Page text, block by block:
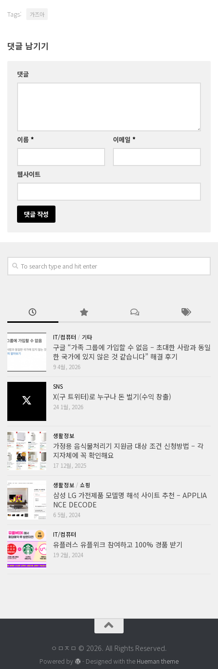
Tags: 가즈아
댓글 남기기
댓글
이름 * 이메일 *
웹사이트
IT/컴퓨터 / 기타
구글 “가족 그룹에 가입할 수 없음 – 초대한 사람과 동일
한 국가에 있지 않은 것 같습니다” 해결 후기
9 4월, 2026
SNS
X(구 트위터)로 누구나 돈 벌기(수익 창출)
24 1월, 2026
생활정보
가정용 음식물처리기 지원금 대상 조건 신청방법 – 각
지자체에 꼭 확인해요
17 12월, 2025
생활정보/ 쇼핑
삼성 LG 가전제품 모델명 해석 사이트 추천 – APPLIA
NCE DECODE
6 5월, 2024
IT/컴퓨터
유플러스 유플위크 참여하고 100% 경품 받기
19 2월, 2024
ㅇㅁㅈㅁ © 2026. All Rights Reserved.
Powered by - Designed with the Hueman theme